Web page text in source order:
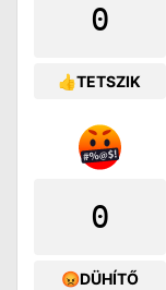
0
👍TETSZIK
0
😡DÜHÍTŐ